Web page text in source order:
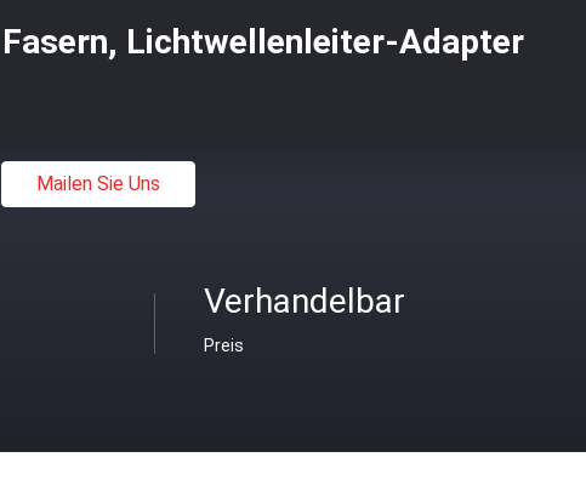
Lichtwellenleiter-Adapter
Mailen Sie Uns
Verhandelbar
Preis